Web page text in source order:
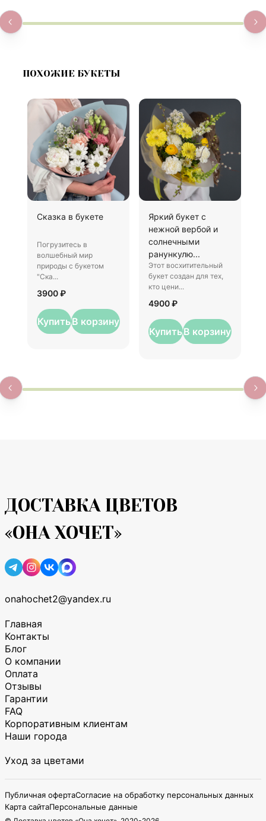
ПОХОЖИЕ БУКЕТЫ
Сказка в букете
Погрузитесь в
волшебный мир
природы с букетом
"Ска...
3900 ₽
КупитьВ корзину
Яркий букет с
нежной вербой и
солнечными
ранункулю...
Этот восхитительный
букет создан для тех,
кто цени...
4900 ₽
КупитьВ корзину
ДОСТАВКА ЦВЕТОВ
«ОНА ХОЧЕТ»
onahochet2@yandex.ru
Главная
Контакты
Блог
О компании
Оплата
Отзывы
Гарантии
FAQ
Корпоративным клиентам
Наши города
Уход за цветами
Публичная офертаСогласие на обработку персональных данных
Карта сайтаПерсональные данные